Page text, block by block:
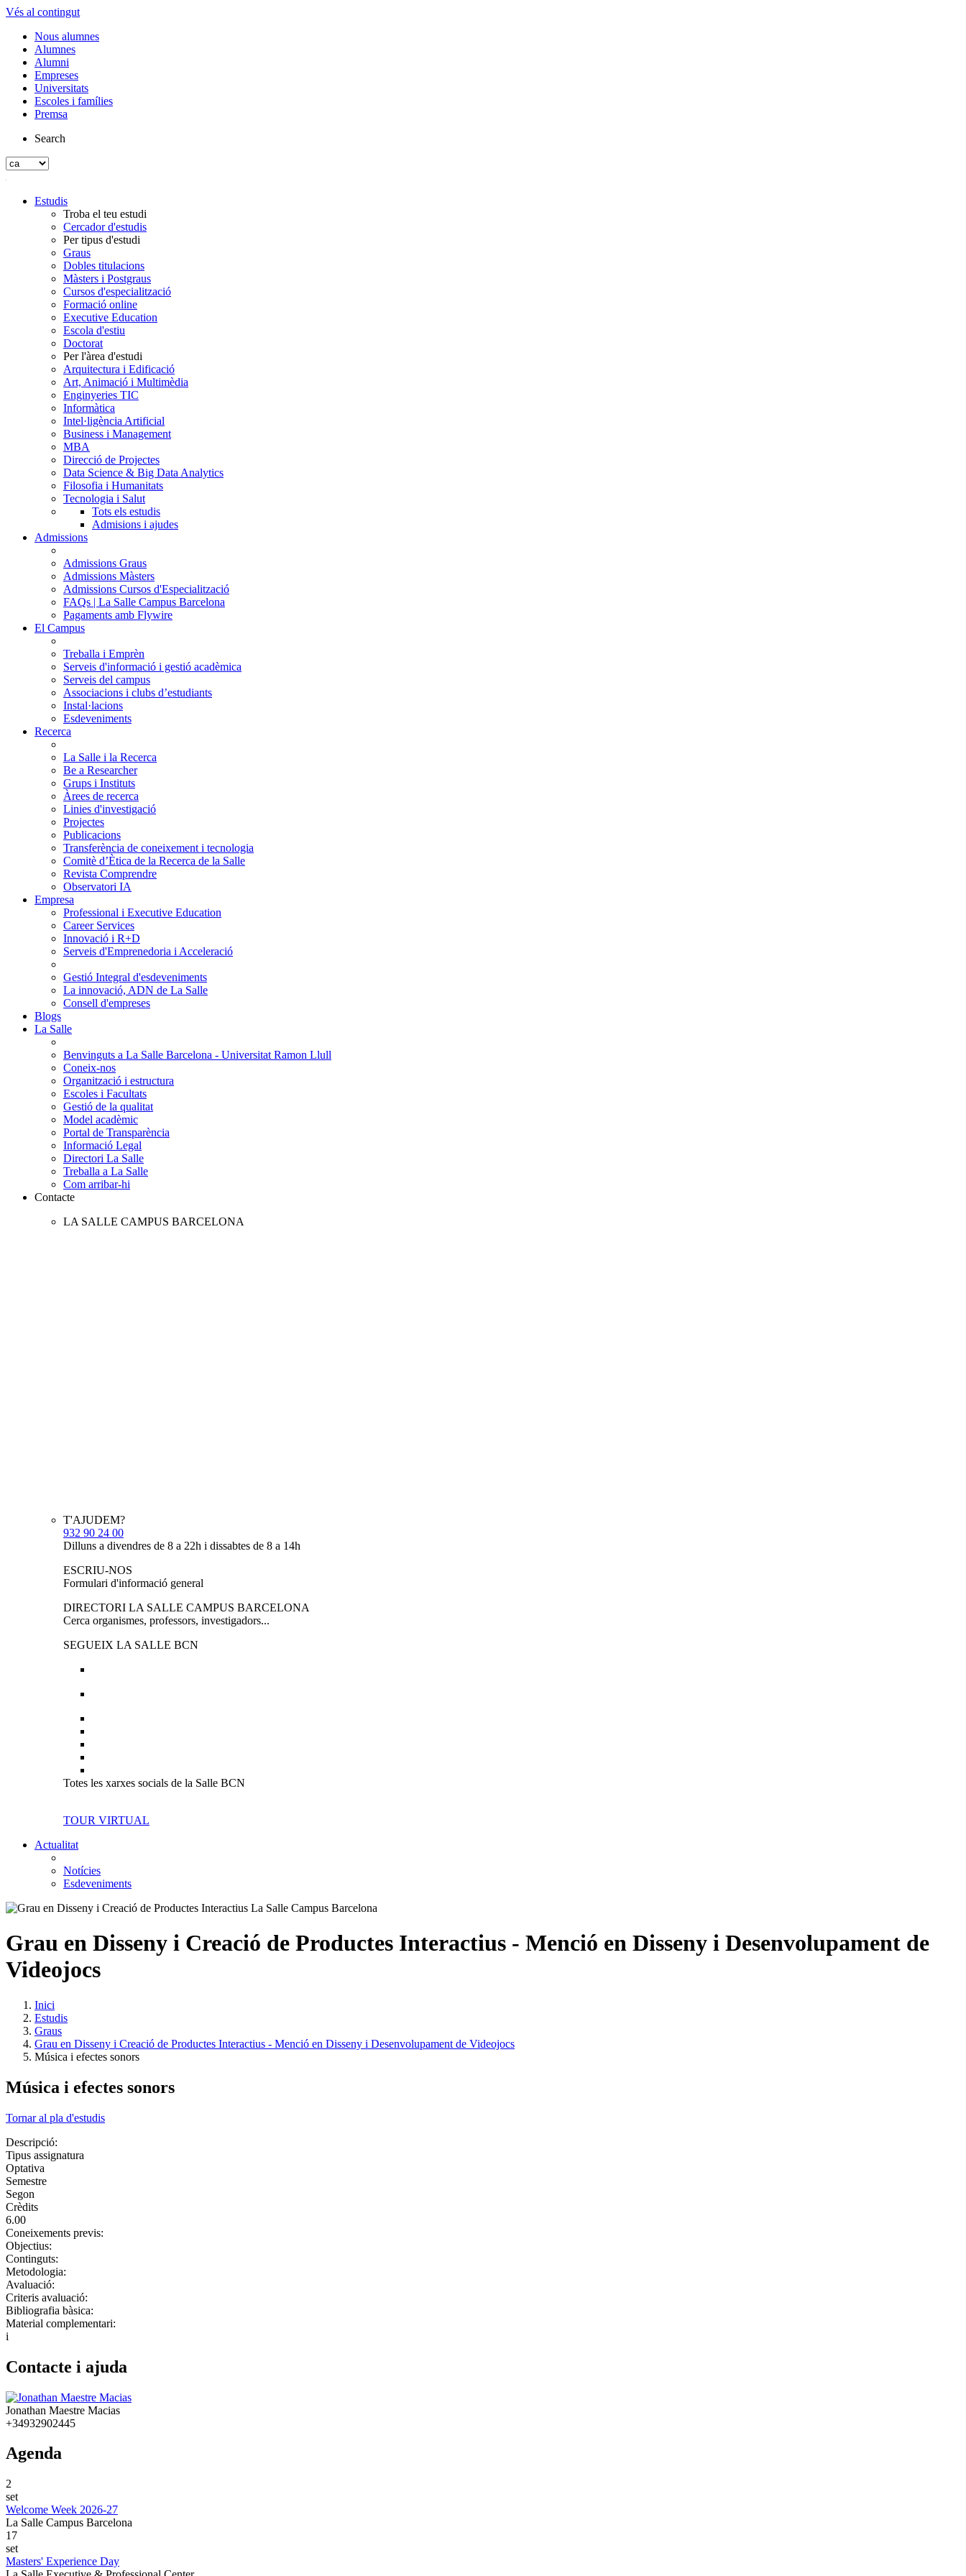
Vés al contingut
Nous alumnes
Alumnes
Alumni
Empreses
Universitats
Escoles i famílies
Premsa
Search
Estudis
Troba el teu estudi
Cercador d'estudis
Per tipus d'estudi
Graus
Dobles titulacions
Màsters i Postgraus
Cursos d'especialització
Formació online
Executive Education
Escola d'estiu
Doctorat
Per l'àrea d'estudi
Arquitectura i Edificació
Art, Animació i Multimèdia
Enginyeries TIC
Informàtica
Intel·ligència Artificial
Business i Management
MBA
Direcció de Projectes
Data Science & Big Data Analytics
Filosofia i Humanitats
Tecnologia i Salut
Tots els estudis
Admisions i ajudes
Admissions
Admissions Graus
Admissions Màsters
Admissions Cursos d'Especialització
FAQs | La Salle Campus Barcelona
Pagaments amb Flywire
El Campus
Treballa i Emprèn
Serveis d'informació i gestió acadèmica
Serveis del campus
Associacions i clubs d’estudiants
Instal·lacions
Esdeveniments
Recerca
La Salle i la Recerca
Be a Researcher
Grups i Instituts
Àrees de recerca
Linies d'investigació
Projectes
Publicacions
Transferència de coneixement i tecnologia
Comitè d’Ètica de la Recerca de la Salle
Revista Comprendre
Observatori IA
Empresa
Professional i Executive Education
Career Services
Innovació i R+D
Serveis d'Emprenedoria i Acceleració
Gestió Integral d'esdeveniments
La innovació, ADN de La Salle
Consell d'empreses
Blogs
La Salle
Benvinguts a La Salle Barcelona - Universitat Ramon Llull
Coneix-nos
Organització i estructura
Escoles i Facultats
Gestió de la qualitat
Model acadèmic
Portal de Transparència
Informació Legal
Directori La Salle
Treballa a La Salle
Com arribar-hi
Contacte
LA SALLE CAMPUS BARCELONA
T'AJUDEM?
932 90 24 00
Dilluns a divendres de 8 a 22h i dissabtes de 8 a 14h
ESCRIU-NOS
Formulari d'informació general
DIRECTORI LA SALLE CAMPUS BARCELONA
Cerca organismes, professors, investigadors...
SEGUEIX LA SALLE BCN
Totes les xarxes socials de la Salle BCN
TOUR VIRTUAL
Actualitat
Notícies
Esdeveniments
Grau en Disseny i Creació de Productes Interactius - Menció en Disseny i Desenvolupament de
Videojocs
Inici
Estudis
Graus
Grau en Disseny i Creació de Productes Interactius - Menció en Disseny i Desenvolupament de Videojocs
Música i efectes sonors
Música i efectes sonors
Tornar al pla d'estudis
Descripció:
Tipus assignatura
Optativa
Semestre
Segon
Crèdits
6.00
Coneixements previs:
Objectius:
Continguts:
Metodologia:
Avaluació:
Criteris avaluació:
Bibliografia bàsica:
Material complementari:
i
Contacte i ajuda
Jonathan Maestre Macias
+34932902445
Agenda
2
set
Welcome Week 2026-27
La Salle Campus Barcelona
17
set
Masters' Experience Day